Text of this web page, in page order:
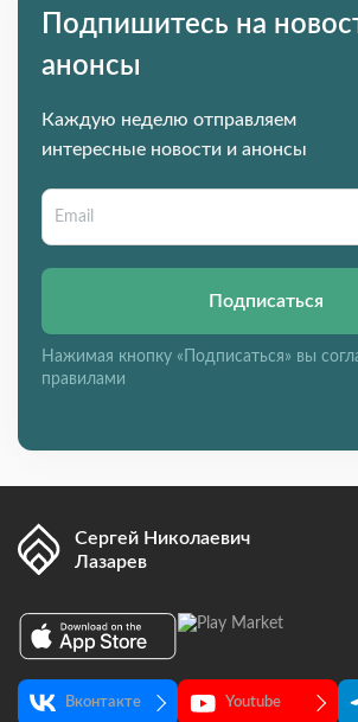
Подпишитесь на
анонсы
Каждую неделю отправляем
интересные новости и анонсы
Подписаться
Нажимая кнопку «Подписаться» вы
правилами
Сергей Николаевич
Лазарев
Вконтакте Youtube